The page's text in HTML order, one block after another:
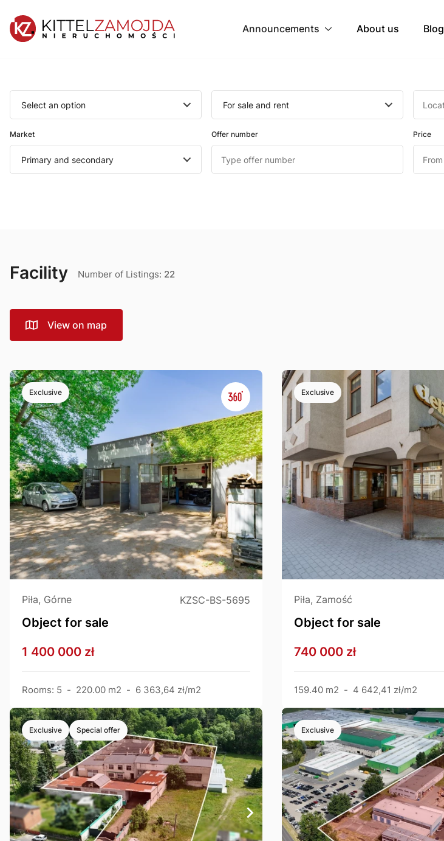
Announcements About us Blog
Select an option For sale and rent
Market
Primary and secondary
Offer number Price
Facility Number of Listings: 22
View on map
Exclusive
Piła, Górne KZSC-BS-5695
Object for sale
1 400 000 zł
Rooms: 5 - 220.00 m2 - 6 363,64 zł/m2
Exclusive
Piła, Zamość
Object for sale
740 000 zł
159.40 m2 - 4 642,41 zł/m2
Exclusive Special offer Exclusive